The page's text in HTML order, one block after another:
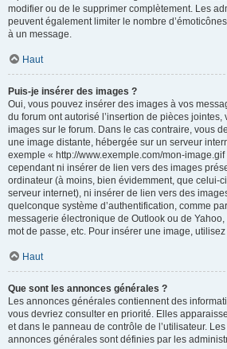
modifier ou de le supprimer complètement. Les
peuvent également limiter le nombre
à un message.
Haut
Puis-je insérer des images ?
Oui, vous pouvez insérer des images à vos
du forum ont autorisé l’insertion de pièces
images sur le forum. Dans le cas contraire, vous
une image distante, hébergée sur un serveur
exemple « http://www.exemple.com/mon-
cependant ni insérer de lien vers des images
ordinateur (à moins, bien évidemment, que celui-
serveur internet), ni insérer de lien vers des
quelconque système d’authentification, comme
messagerie électronique de Outlook ou de
mot de passe, etc. Pour insérer une image,
Haut
Que sont les annonces générales ?
Les annonces générales contiennent des
vous devriez consulter en priorité. Elles
et dans le panneau de contrôle de l’utilisateur.
annonces générales sont définies par les